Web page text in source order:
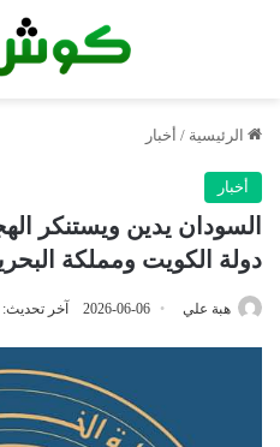
الرئيسية / أخبار
أخبار
السودان يدين ويستنكر
دولة الكويت ومملكة
هبة علي 2026-06-06 آخر تحديث: 2026-06-06